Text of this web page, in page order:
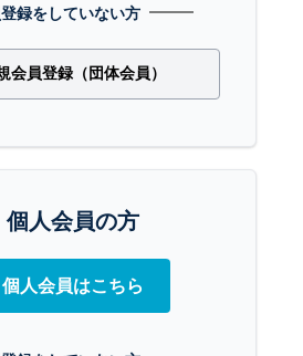
録をしていない方
会員登録（団体会員）
個人会員の方
個人会員はこちら